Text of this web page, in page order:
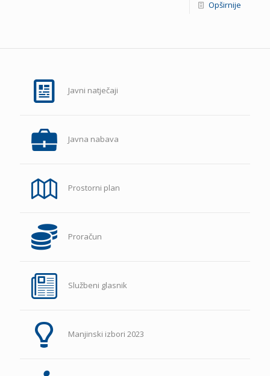
Opširnije
Javni natječaji
Javna nabava
Prostorni plan
Proračun
Službeni glasnik
Manjinski izbori 2023